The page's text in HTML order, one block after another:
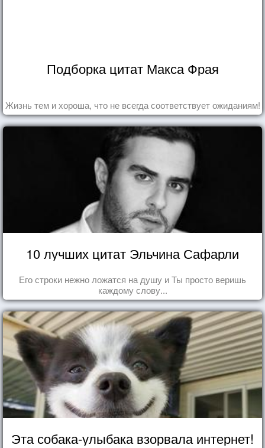
Подборка цитат Макса Фрая
Жизнь тем и хороша, что не всегда соответствует ожиданиям!
10 лучших цитат Эльчина Сафарли
Его строки нежно ложатся на душу и Ты просто веришь
каждому слову...
Эта собака-улыбака взорвала интернет!